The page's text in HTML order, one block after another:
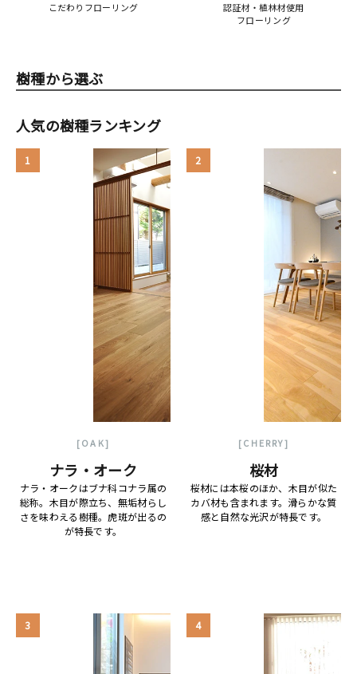
こだわりフローリング
認証材・植林材使用
フローリング
樹種から選ぶ
人気の樹種ランキング
1
[OAK]
ナラ・オーク
ナラ・オークはブナ科コナラ属の
総称。木目が際立ち、無垢材らし
さを味わえる樹種。虎斑が出るの
が特長です。
2
[CHERRY]
桜材
桜材には本桜のほか、木目が似た
カバ材も含まれます。滑らかな質
感と自然な光沢が特長です。
3 4